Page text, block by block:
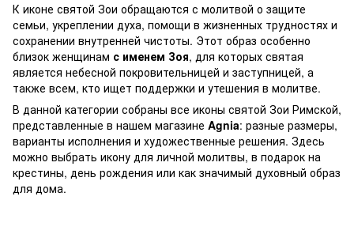
К иконе святой Зои обращаются с молитвой о защите
семьи, укреплении духа, помощи в жизненных трудностях и
сохранении внутренней чистоты. Этот образ особенно
близок женщинам с именем Зоя, для которых святая
является небесной покровительницей и заступницей, а
также всем, кто ищет поддержки и утешения в молитве.
В данной категории собраны все иконы святой Зои Римской,
представленные в нашем магазине Agnia: разные размеры,
варианты исполнения и художественные решения. Здесь
можно выбрать икону для личной молитвы, в подарок на
крестины, день рождения или как значимый духовный образ
для дома.